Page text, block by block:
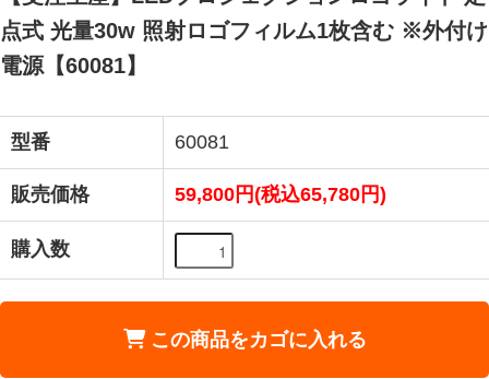
点式 光量30w 照射ロゴフィルム1枚含む ※外付け
電源【60081】
型番 60081
販売価格 59,800円(税込65,780円)
購入数